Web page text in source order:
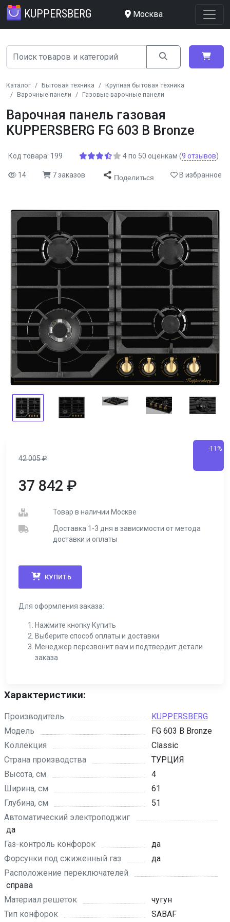
KUPPERSBERG Москва
Каталог Бытовая техника
Крупная бытовая техника
Варочные панели
Газовые варочные панели
Варочная панель газовая
KUPPERSBERG FG 603 B Bronze
Код товара: 199 4по 50 оценкам (9 отзывов)
14 7 заказов Поделиться В избранное
42 005₽
-11%
37 842 ₽
Товар в наличии Москве
Доставка 1-3 дня в зависимости от метода
доставки и оплаты
КУПИТЬ
Для оформления заказа:
Нажмите кнопку Купить
Выберите способ оплаты и доставки
Менеджер перезвонит вам и подтвердит детали
заказа
Характеристики:
Производитель
KUPPERSBERG
Модель
FG 603 B Bronze
Коллекция
Classic
Страна производства
ТУРЦИЯ
Высота, см
4
Ширина, см
61
Глубина, см
51
Автоматический электроподжиг
да
Газ-контроль конфорок
да
Форсунки под сжиженный газ
да
Расположение переключателей
справа
Материал решеток
чугун
Тип конфорок
SABAF